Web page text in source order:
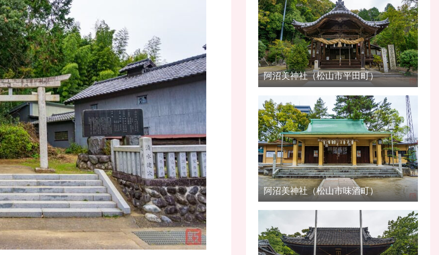
阿沼美神社（松山市平田町）
阿沼美神社（松山市味酒町）